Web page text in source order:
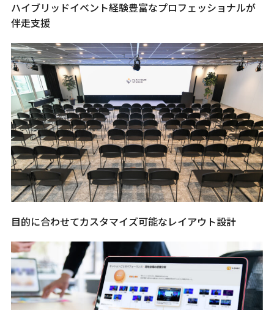
ハイブリッドイベント経験豊富なプロフェッショナルが
伴走支援
目的に合わせてカスタマイズ可能なレイアウト設計